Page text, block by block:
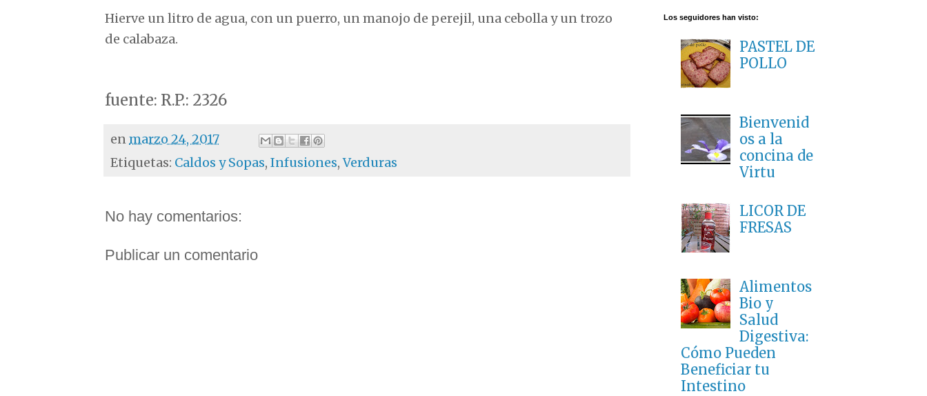
Hierve un litro de agua, con un puerro, un manojo de perejil, una cebolla y un trozo
de calabaza.
fuente: R.P.: 2326
enmarzo 24, 2017
Etiquetas: Caldos y Sopas, Infusiones,Verduras
No hay comentarios:
Publicar un comentario
Los seguidores han visto:
PASTEL DE
POLLO
Bienvenid
os a la
concina de
Virtu
LICOR DE
FRESAS
Alimentos
Bio y
Salud
Digestiva:
Cómo Pueden
Beneficiar tu
Intestino